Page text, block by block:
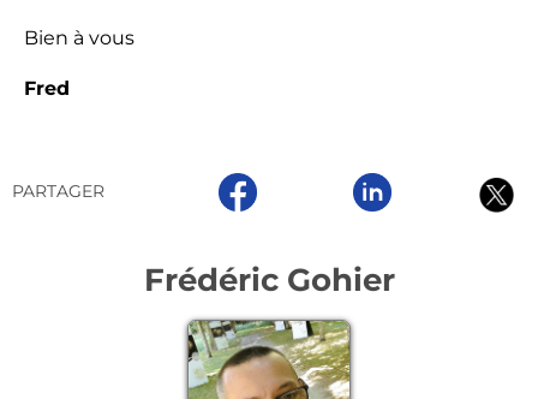
Bien à vous
Fred
PARTAGER
Frédéric Gohier